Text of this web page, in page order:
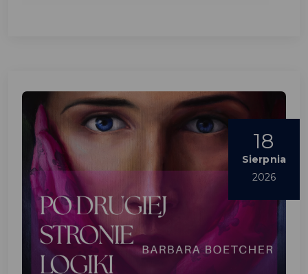
18
Sierpnia
2026